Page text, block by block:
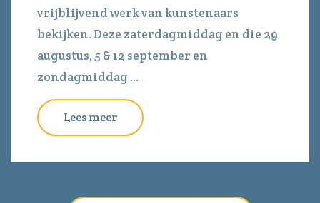
vrijblijvend werk van kunstenaars
bekijken. Deze zaterdagmiddag en die 29
augustus, 5 & 12 september en
zondagmiddag ...
Lees meer